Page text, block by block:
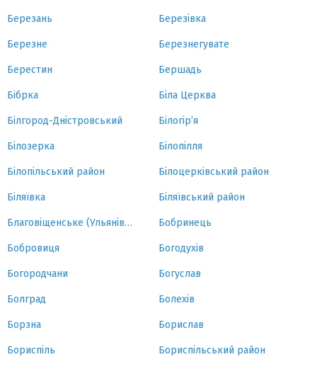
Березань Березівка
Березне Березнегувате
Берестин Бершадь
Бібрка Біла Церква
Білгород-Дністровський Білогір’я
Білозерка Білопілля
Білопільський район Білоцерківський район
Біляївка Біляївський район
Благовіщенське (Ульянівка) Бобринець
Бобровиця Богодухів
Богородчани Богуслав
Болград Болехів
Борзна Борислав
Бориспіль Бориспільський район